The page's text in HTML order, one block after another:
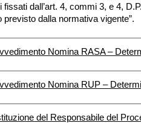
fissati dall’art. 4, commi 3, e 4,
previsto dalla normativa vigente”.
Nomina RASA –
Nomina RUP –
del Responsabile del